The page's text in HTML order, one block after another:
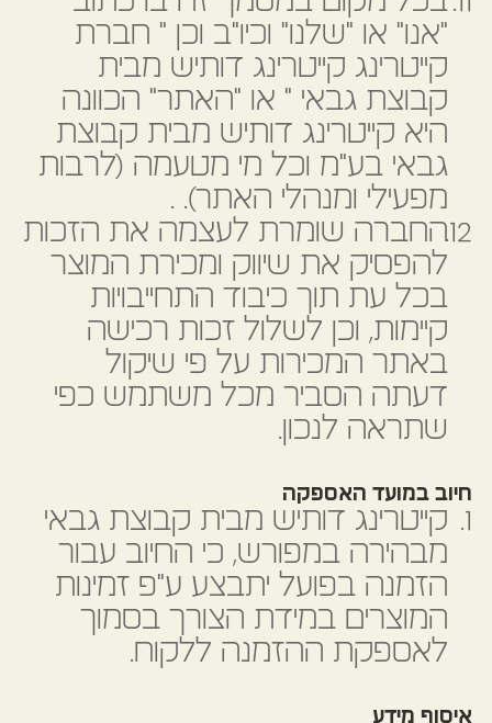
"אנו" או "שלנו" וכיו"ב וכן " חברת
קייטרינג קייטרינג דותיש מבית
קבוצת גבאי " או "האתר" הכוונה
היא קייטרינג דותיש מבית קבוצת
גבאי בע"מ וכל מי מטעמה (לרבות
מפעילי ומנהלי האתר). .
החברה שומרת לעצמה את הזכות
להפסיק את שיווק ומכירת המוצר
בכל עת תוך כיבוד התחייבויות
קיימות, וכן לשלול זכות רכישה
באתר המכירות על פי שיקול
דעתה הסביר מכל משתמש כפי
שתראה לנכון.
חיוב במועד האספקה
קייטרינג דותיש מבית קבוצת גבאי
מבהירה במפורש, כי החיוב עבור
הזמנה בפועל יתבצע ע"פ זמינות
המוצרים במידת הצורך בסמוך
לאספקת ההזמנה ללקוח.
איסוף מידע